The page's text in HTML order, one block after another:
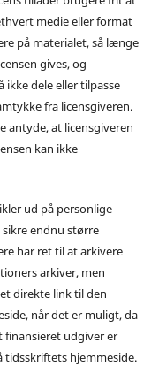
medie eller format
på materialet, så længe
gives, og
dele eller tilpasse
fra licensgiveren.
antyde, at licensgiveren
kan ikke
ud på personlige
endnu større
har ret til at arkivere
arkiver, men
direkte link til den
når det er muligt, da
udgiver er
hjemmeside.